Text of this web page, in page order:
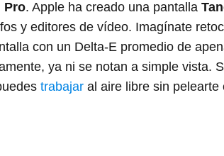
Pro. Apple ha creado una pantalla
y editores de vídeo. Imagínate
con un Delta-E promedio de
ya ni se notan a simple vista.
trabajar al aire libre sin pelearte